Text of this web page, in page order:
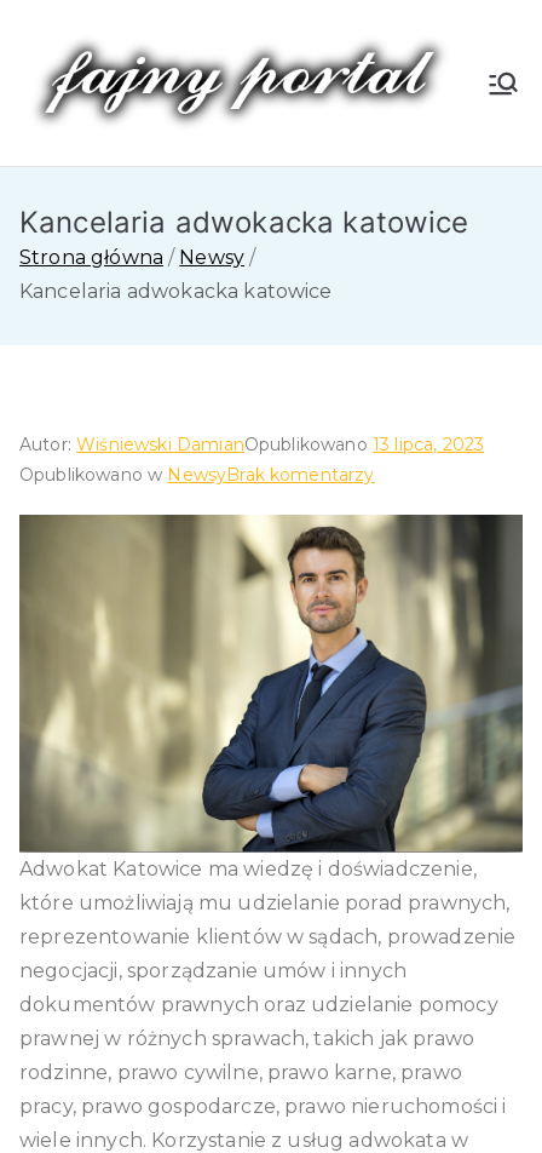
treści
Fa
jn
y
tal
Kancelaria adwokacka katowice
Strona główna
Newsy
Kancelaria adwokacka katowice
Autor:Wiśniewski DamianOpublikowano 13 lipca, 2023
Opublikowano w NewsyBrak komentarzydo
adwokacka
katowice
Adwokat Katowice ma wiedzę i doświadczenie,
które umożliwiają mu udzielanie porad prawnych,
reprezentowanie klientów w sądach, prowadzenie
negocjacji, sporządzanie umów i innych
dokumentów prawnych oraz udzielanie pomocy
prawnej w różnych sprawach, takich jak prawo
rodzinne, prawo cywilne, prawo karne, prawo
pracy, prawo gospodarcze, prawo nieruchomości i
wiele innych. Korzystanie z usług adwokata w